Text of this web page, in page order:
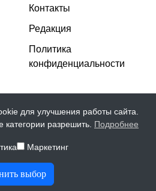
Контакты
Редакция
Политика
конфиденциальности
для улучшения работы сайта.
категории разрешить. Подробнее
Маркетинг
выбор